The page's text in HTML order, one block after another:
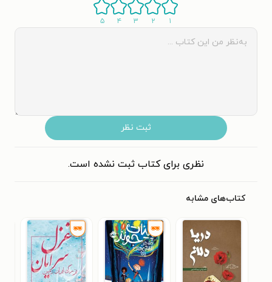
۱ ۲ ۳ ۴ ۵
ثبت نظر
نظری برای کتاب ثبت نشده است.
کتاب‌های مشابه